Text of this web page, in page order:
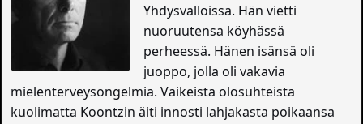
Yhdysvalloissa. Hän vietti
nuoruutensa köyhässä
perheessä. Hänen isänsä oli
juoppo, jolla oli vakavia
mielenterveysongelmia. Vaikeista olosuhteista
kuolimatta Koontzin äiti innosti lahjakasta poikaansa